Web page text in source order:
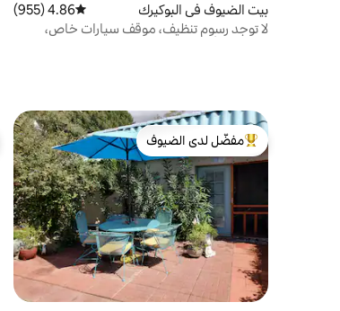
بيت الضيوف في البوكيرك متوسط التقييم 4.86 من 5، 955 مراجعات
4.86 (955)
لا توجد رسوم تنظيف، موقف سيارات خاص،
من أبرز البيوت المفضّلة لدى الضيوف
مفضّل لدى الضيوف